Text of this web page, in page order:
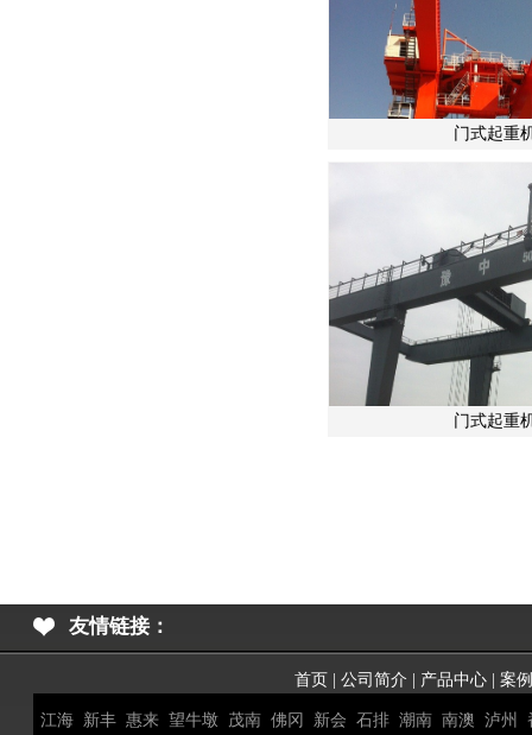
门式起重
门式起重
友情链接：
首页| 公司简介 | 产品中心| 案
江海 新丰 惠来 望牛墩 茂南 佛冈 新会 石排 潮南 南澳 泸州